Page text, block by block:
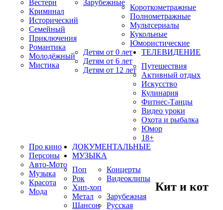
Вестерн
Криминал
Исторический
Семейный
Приключения
Романтика
Молодёжный
Мистика
Зарубежные
Короткометражные
Полнометражные
Мультсериалы
Кукольные
Юмористические
Детям от 0 лет
Детям от 6 лет
Детям от 12 лет
ТЕЛЕВИДЕНИЕ
Путешествия
Активный отдых
Искусство
Кулинария
Фитнес-Танцы
Видео уроки
Охота и рыбалка
Юмор
18+
Про кино
Персоны
Авто-Мото
Музыка
Красота
Мода
ДОКУМЕНТАЛЬНЫЕ
МУЗЫКА
Поп
Рок
Хип-хоп
Метал
Шансон
Концерты
Видеоклипы
Зарубежная
Русская
Кит и кот